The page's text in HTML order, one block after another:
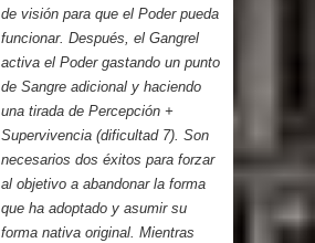
de visión para que el Poder pueda
funcionar. Después, el Gangrel
activa el Poder gastando un punto
de Sangre adicional y haciendo
una tirada de Percepción +
Supervivencia (dificultad 7). Son
necesarios dos éxitos para forzar
al objetivo a abandonar la forma
que ha adoptado y asumir su
forma nativa original. Mientras